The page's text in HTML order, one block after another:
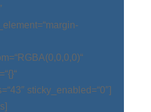
sticky_enabled=“0″]